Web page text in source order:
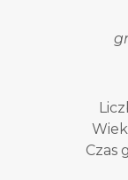
Czas